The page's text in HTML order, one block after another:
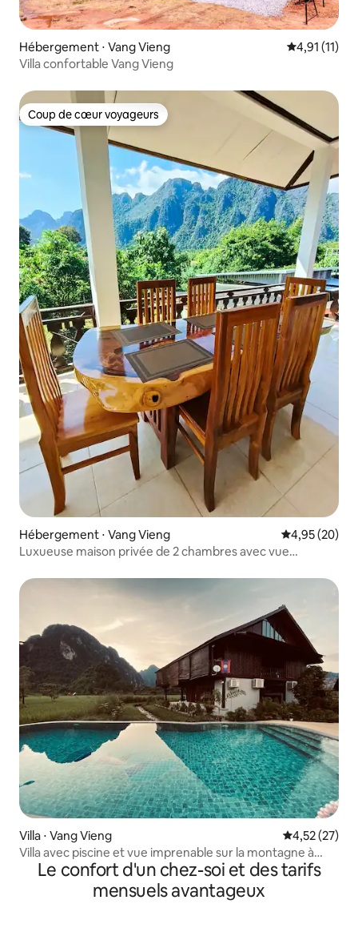
Hébergement ⋅ Vang Vieng Évaluation
4,91 (11)
Villa confortable Vang Vieng
Coup de cœur voyageurs
Coup de cœur voyageurs
Hébergement ⋅ Vang Vieng Évaluation
4,95 (20)
Luxueuse maison privée de 2 chambres avec vue
Villa ⋅ Vang Vieng Évaluation
4,52 (27)
Villa avec piscine et vue imprenable sur la montagne à
Dalasone
Le confort d'un chez-soi et des tarifs
mensuels avantageux